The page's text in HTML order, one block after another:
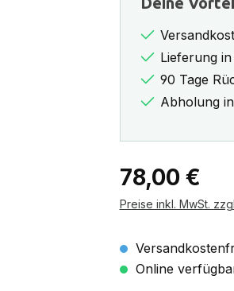
Lieferung
90 Tage
Abholung
Regulärer Preis:
78,00 €
Preise inkl. MwSt.
Online